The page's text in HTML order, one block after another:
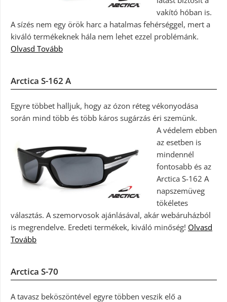
vakító hóban is.
A sízés nem egy örök harc a hatalmas fehérséggel, mert a
kiváló termékeknek hála nem lehet ezzel problémánk.
Olvasd Tovább
Arctica S-162 A
Egyre többet halljuk, hogy az ózon réteg vékonyodása
során mind több és több káros sugárzás éri szemünk.
A védelem ebben
az esetben is
mindennél
fontosabb és az
Arctica S-162 A
napszemüveg
tökéletes
választás. A szemorvosok ajánlásával, akár webáruházból
is megrendelve. Eredeti termékek, kiváló minőség! Olvasd
Tovább
Arctica S-70
A tavasz beköszöntével egyre többen veszik elő a